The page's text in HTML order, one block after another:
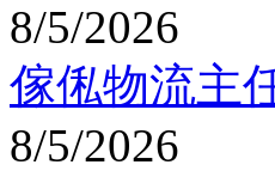
8/5/2026
傢俬物流主
8/5/2026